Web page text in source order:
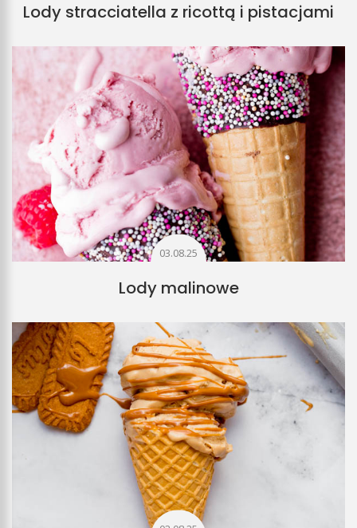
Lody stracciatella z ricottą i pistacjami
03.08.25
Lody malinowe